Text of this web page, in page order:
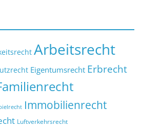
Arbeitsrecht
Eigentumsrecht Erbrecht
Immobilienrecht
Luftverkehrsrecht